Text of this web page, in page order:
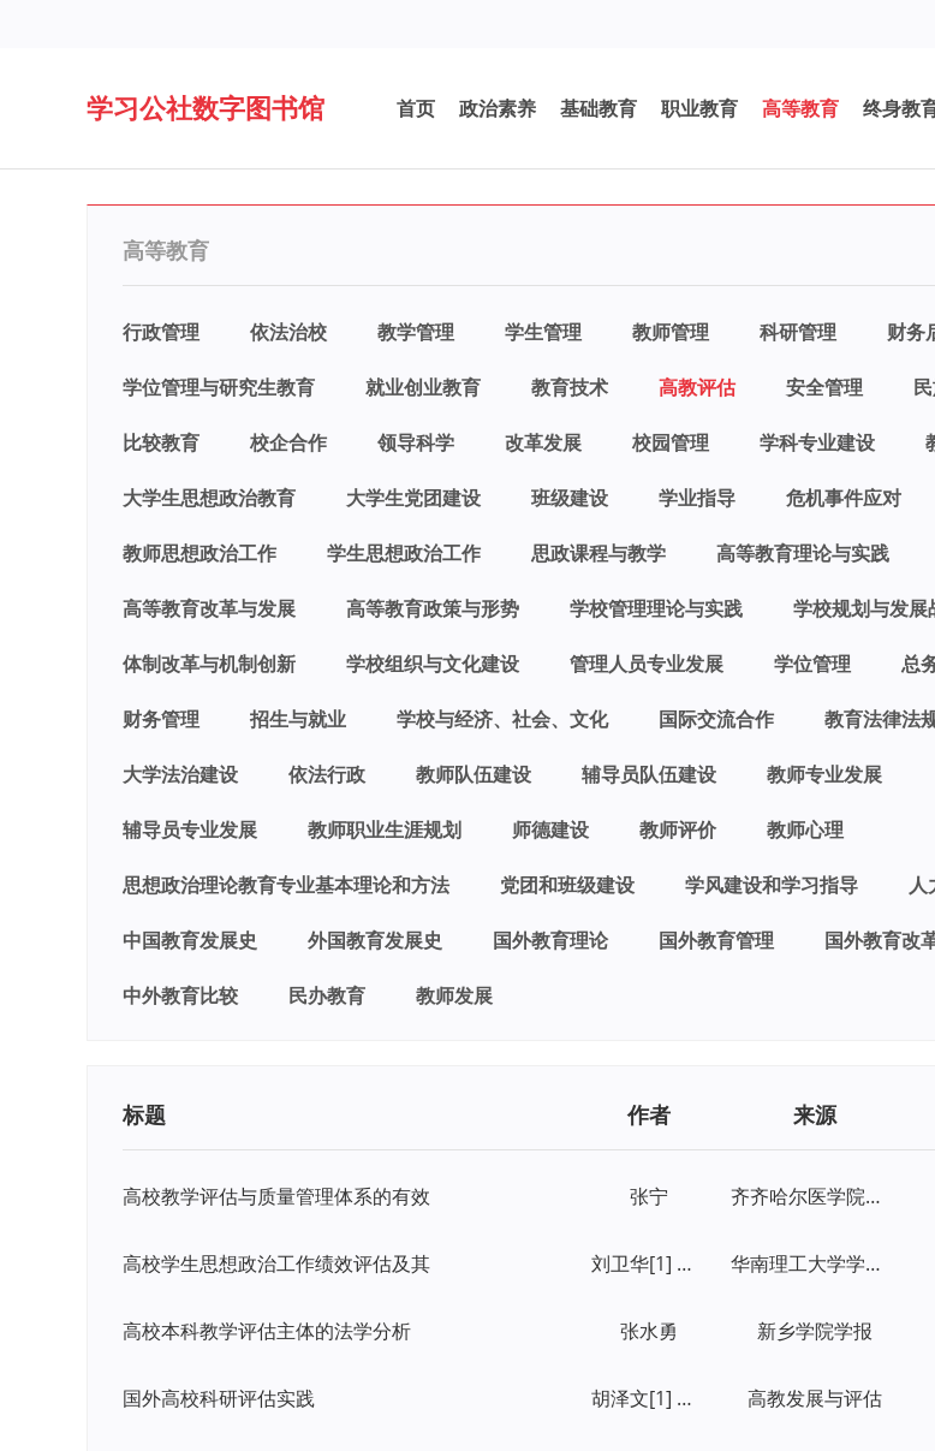
学习公社数字图书馆 首页 政治素养 基础教育 职业教育 高等教育 终身教
高等教育
行政管理 依法治校 教学管理 学生管理 教师管理 科研管理 财务
学位管理与研究生教育 就业创业教育 教育技术 高教评估 安全管理
比较教育 校企合作 领导科学 改革发展 校园管理 学科专业建设
大学生思想政治教育 大学生党团建设 班级建设 学业指导 危机事件应对
教师思想政治工作 学生思想政治工作 思政课程与教学 高等教育理论与实践
高等教育改革与发展 高等教育政策与形势 学校管理理论与实践 学校规划与发展
体制改革与机制创新 学校组织与文化建设 管理人员专业发展 学位管理 总
财务管理 招生与就业 学校与经济、社会、文化 国际交流合作 教育法律法
大学法治建设 依法行政 教师队伍建设 辅导员队伍建设 教师专业发展
辅导员专业发展 教师职业生涯规划 师德建设 教师评价 教师心理
思想政治理论教育专业基本理论和方法 党团和班级建设 学风建设和学习指导 人
中国教育发展史 外国教育发展史 国外教育理论 国外教育管理 国外教育改
中外教育比较 民办教育 教师发展
标题 作者 来源
高校教学评估与质量管理体系的有效 张宁 齐齐哈尔医学院学报
高校学生思想政治工作绩效评估及其 刘卫华[1] 梁大为[2] 华南理工大学学报：社会科学版
高校本科教学评估主体的法学分析 张水勇 新乡学院学报
国外高校科研评估实践 胡泽文[1] 武夷山[2] 高教发展与评估